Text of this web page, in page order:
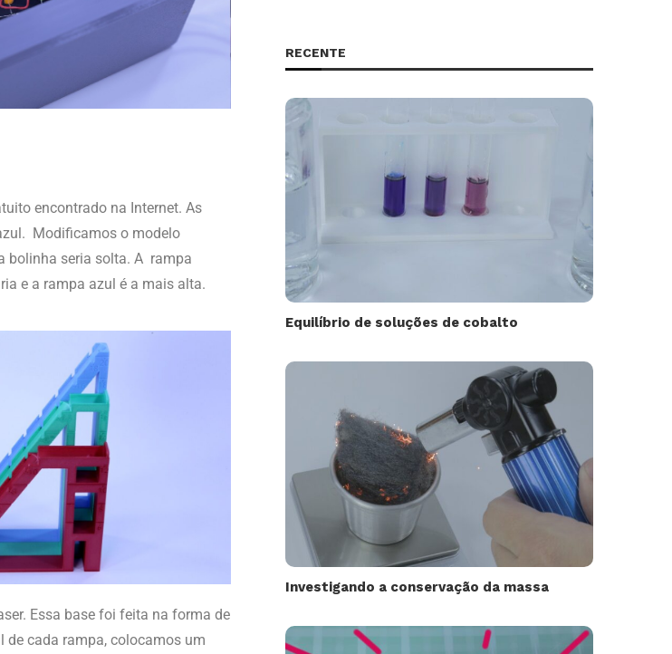
encontrado na Internet. As
Modificamos o modelo
bolinha seria solta. A rampa
e a rampa azul é a mais alta.
Essa base foi feita na forma de
cada rampa, colocamos um
RECENTE
Equilíbrio de soluções de cobalto
Investigando a conservação da massa